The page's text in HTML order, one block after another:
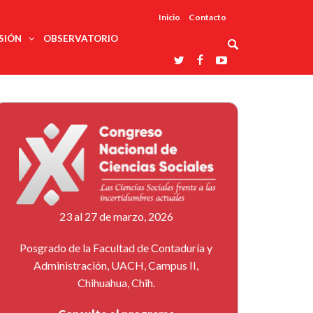
Inicio Contacto
ciencias
profesionales
trabajo
Redes
temáticas
Laboratorios
nacionales
Entidades
afines
Reconoce
La UDUALC
A La
Universidad
De México
En Su 475
Aniversario
OBSERVATORIO
23 al 27 de marzo, 2026
Posgrado de la Facultad de Contaduría y
Administración, UACH, Campus II,
Chihuahua, Chih.